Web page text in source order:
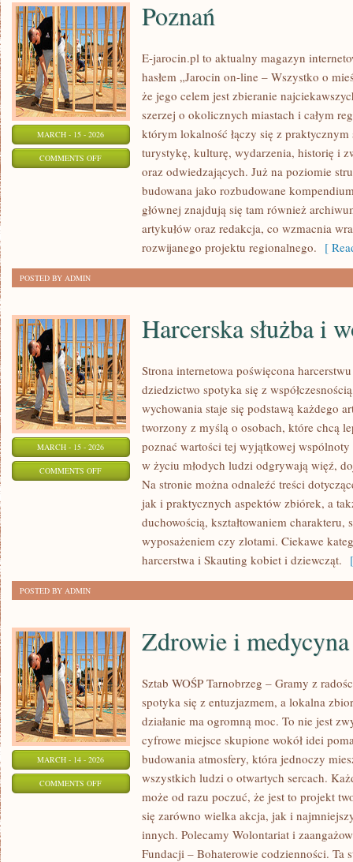
MARCH - 15 - 2026
COMMENTS OFFON
Poznań
E-jarocin.pl to aktualny magazyn
hasłem „Jarocin on-line – Wszystko o
że jego celem jest zbieranie
szerzej o okolicznych miastach i całym
którym lokalność łączy się z
turystykę, kulturę, wydarzenia, historię i
oraz odwiedzających. Już na poziomie
budowana jako rozbudowane
głównej znajdują się tam również
artykułów oraz redakcja, co wzmacnia
rozwijanego projektu regionalnego. [
POSTED BY ADMIN
MARCH - 15 - 2026
COMMENTS OFFON
HARCERSKA
WOLONTARIAT
Harcerska służba i
Strona internetowa poświęcona
dziedzictwo spotyka się z
wychowania staje się podstawą każdego
tworzony z myślą o osobach, które chcą
poznać wartości tej wyjątkowej
w życiu młodych ludzi odgrywają więź,
Na stronie można odnaleźć treści
jak i praktycznych aspektów zbiórek, a
duchowością, kształtowaniem
wyposażeniem czy zlotami. Ciekawe
harcerstwa i Skauting kobiet i dziewcząt.
POSTED BY ADMIN
MARCH - 14 - 2026
COMMENTS OFFON
MEDYCYNA
Zdrowie i medycyna
Sztab WOŚP Tarnobrzeg – Gramy z
spotyka się z entuzjazmem, a lokalna
działanie ma ogromną moc. To nie jest
cyfrowe miejsce skupione wokół idei
budowania atmosfery, która jednoczy
wszystkich ludzi o otwartych sercach.
może od razu poczuć, że jest to projekt
się zarówno wielka akcja, jak i
innych. Polecamy Wolontariat i
Fundacji – Bohaterowie codzienności. Ta